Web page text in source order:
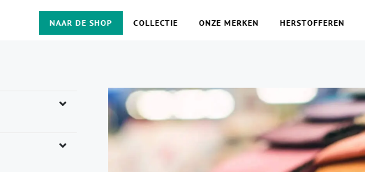
NAAR DE SHOP COLLECTIE ONZE MERKEN HERSTOFFEREN